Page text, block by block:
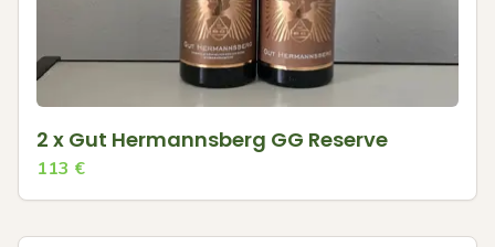
2 x Gut Hermannsberg GG Reserve
113 €